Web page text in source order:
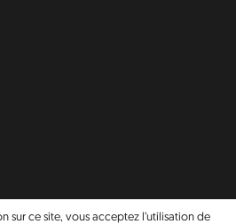
sur ce site, vous acceptez l’utilisation de